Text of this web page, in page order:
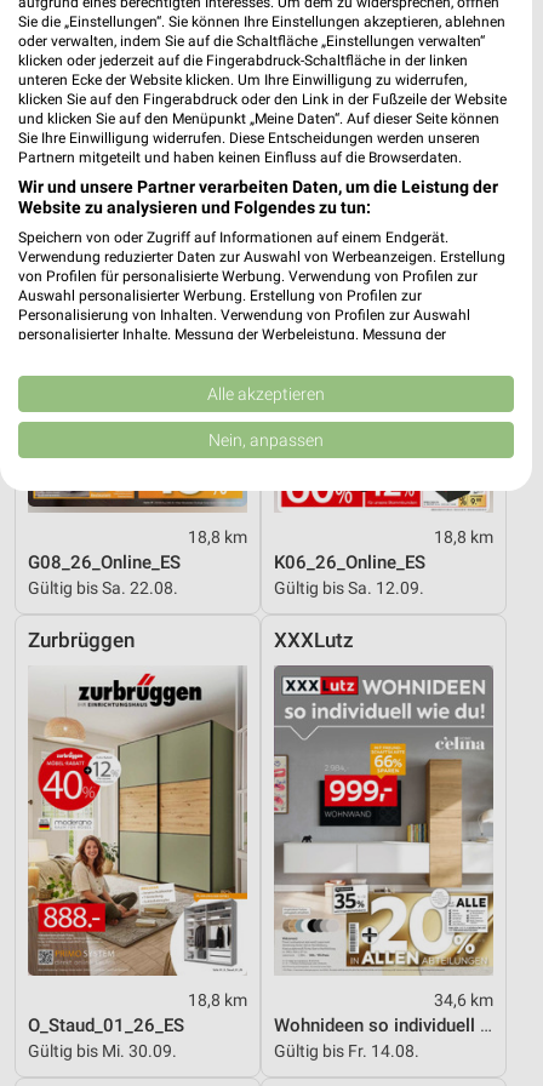
18,8 km
Marken-Spezial
Gültig bis Mo. 31.08.
18,8 km
Gäste Bad 01-2026
Gültig bis Mo. 31.08.
Zurbrüggen
18,8 km
G08_26_Online_ES
Gültig bis Sa. 22.08.
Zurbrüggen
18,8 km
K06_26_Online_ES
Gültig bis Sa. 12.09.
Zurbrüggen
18,8 km
O_Staud_01_26_ES
Gültig bis Mi. 30.09.
XXXLutz
34,6 km
Wohnideen so individuell wie du!
Gültig bis Fr. 14.08.
Sie die „Einstellungen“. Sie können Ihre Einstellungen akzeptieren, ablehnen
oder verwalten, indem Sie auf die Schaltfläche „Einstellungen verwalten“
klicken oder jederzeit auf die Fingerabdruck-Schaltfläche in der linken
unteren Ecke der Website klicken. Um Ihre Einwilligung zu widerrufen,
klicken Sie auf den Fingerabdruck oder den Link in der Fußzeile der Website
und klicken Sie auf den Menüpunkt „Meine Daten“. Auf dieser Seite können
Sie Ihre Einwilligung widerrufen. Diese Entscheidungen werden unseren
Partnern mitgeteilt und haben keinen Einfluss auf die Browserdaten.
Wir und unsere Partner verarbeiten Daten, um die Leistung der
Website zu analysieren und Folgendes zu tun:
Speichern von oder Zugriff auf Informationen auf einem Endgerät.
Verwendung reduzierter Daten zur Auswahl von Werbeanzeigen. Erstellung
von Profilen für personalisierte Werbung. Verwendung von Profilen zur
Auswahl personalisierter Werbung. Erstellung von Profilen zur
Personalisierung von Inhalten. Verwendung von Profilen zur Auswahl
personalisierter Inhalte. Messung der Werbeleistung. Messung der
Kombinationen von Daten aus verschiedenen Quellen. Entwicklung und
Verbesserung der Angebote. Verwendung reduzierter Daten zur Auswahl
von Inhalten.
Daten können außerhalb der Europäischen Union weitergegeben und in die
Website/App.
Partnerliste anzeigen (1 IAB-Anbieter)
Wir nutzen Ihre Daten für folgende Zwecke:
IAB-Verarbeitungszwecke:
auf einem Endgerät
Verwendung reduzierter Daten zur Auswahl von
Werbeanzeigen
Erstellung von Profilen für personalisierte
Werbung
Verwendung von Profilen zur Auswahl
personalisierter Werbung
Erstellung von Profilen zur Personalisierung
von Inhalten
Verwendung von Profilen zur Auswahl
personalisierter Inhalte
Messung der Werbeleistung
Alle akzeptieren
Nein, anpassen